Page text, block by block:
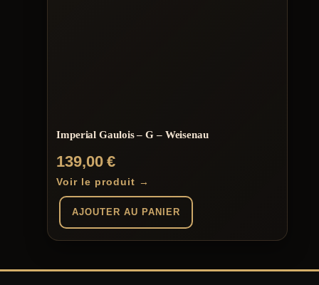
Imperial Gaulois – G – Weisenau
139,00€
Voir le produit →
AJOUTER AU PANIER